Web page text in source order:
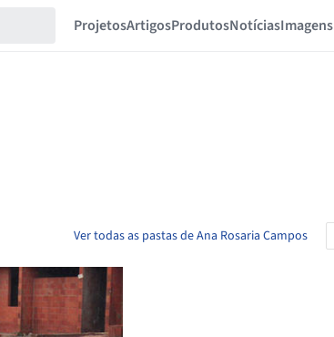
ProjetosArtigosProdutosNotíciasImagens
Ver todas as pastas de Ana Rosaria Campos